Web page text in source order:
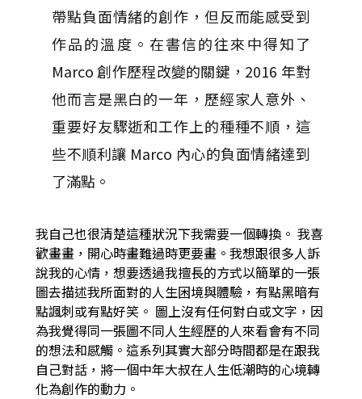
帶點負面情緒的創作，但反而能感受到
作品的溫度。在書信的往來中得知了
Marco 創作歷程改變的關鍵，2016 年對
他而言是黑白的一年，歷經家人意外、
重要好友驟逝和工作上的種種不順，這
些不順利讓 Marco 內心的負面情緒達到
了滿點。
我自己也很清楚這種狀況下我需要一個轉換。 我喜
歡畫畫，開心時畫難過時更要畫。我想跟很多人訴
說我的心情，想要透過我擅長的方式以簡單的一張
圖去描述我所面對的人生困境與體驗，有點黑暗有
點諷刺或有點好笑。 圖上沒有任何對白或文字，因
為我覺得同一張圖不同人生經歷的人來看會有不同
的想法和感觸。這系列其實大部分時間都是在跟我
自己對話，將一個中年大叔在人生低潮時的心境轉
化為創作的動力。